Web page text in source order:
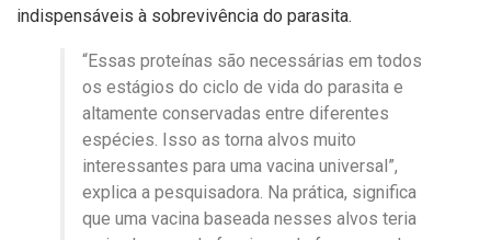
indispensáveis à sobrevivência do parasita.
“Essas proteínas são necessárias em todos
os estágios do ciclo de vida do parasita e
altamente conservadas entre diferentes
espécies. Isso as torna alvos muito
interessantes para uma vacina universal”,
explica a pesquisadora. Na prática, significa
que uma vacina baseada nesses alvos teria